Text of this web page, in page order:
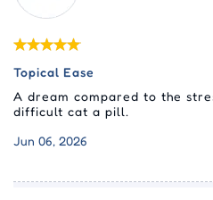
Topical Ease
A dream compared to the
difficult cat a pill.
Jun 06, 2026